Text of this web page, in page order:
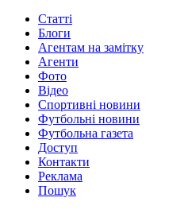
Статті
Блоги
Агентам на замітку
Агенти
Фото
Відео
Спортивні новини
Футбольні новини
Футбольна газета
Доступ
Контакти
Реклама
Пошук